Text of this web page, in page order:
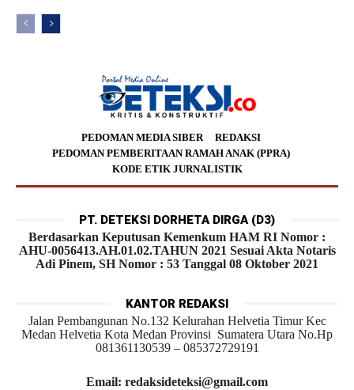
PEDOMAN MEDIA SIBER
REDAKSI
PEDOMAN PEMBERITAAN RAMAH ANAK (PPRA)
KODE ETIK JURNALISTIK
PT. DETEKSI DORHETA DIRGA (D3)
Berdasarkan Keputusan Kemenkum HAM RI Nomor :
AHU-0056413.AH.01.02.TAHUN 2021 Sesuai Akta Notaris
Adi Pinem, SH Nomor : 53 Tanggal 08 Oktober 2021
KANTOR REDAKSI
Jalan Pembangunan No.132 Kelurahan Helvetia Timur Kec
Medan Helvetia Kota Medan Provinsi Sumatera Utara No.Hp
081361130539 – 085372729191
Email: redaksideteksi@gmail.com